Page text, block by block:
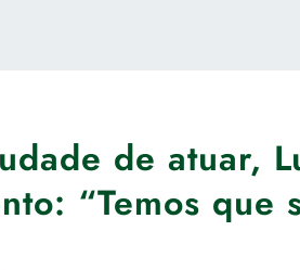
de atuar,
“Temos que